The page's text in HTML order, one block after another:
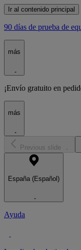
Ir al contenido principal
90 días de prueba de
más
¡Envío gratuito en
más
Previous slide
España (Español)
Ayuda